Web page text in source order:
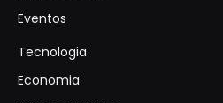
Eventos
Tecnologia
Economia